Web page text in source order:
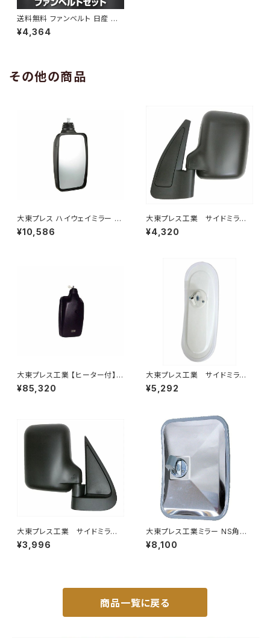
送料無料 ファンベルト 日産 プ
レサージュ 型式TU31 H18.07
～H19.06 （国内トップメーカ
¥4,364
その他の商品
大東プレス ハイウェイミラー 10
00R DI-6121AXY
¥10,586
大東プレス工業 サイドミラー/
バックミラースバル サンバー
左 99年～ DI-641
¥4,320
大東プレス工業 【ヒーター付】ハ
イウェイリモコンミラー DI-712
1CXE
¥85,320
大東プレス工業 サイドミラー/
バックミラーH400 小判 DI-
8 DI-8
¥5,292
大東プレス工業 サイドミラー/
バックミラー ダイハツ ハイ
ゼット トラック 右 99年～
¥3,996
大東プレス工業ミラー NS角型
トレーラーﾐﾗｰ (SUS) L013 DI
-58SUS
¥8,100
商品一覧に戻る